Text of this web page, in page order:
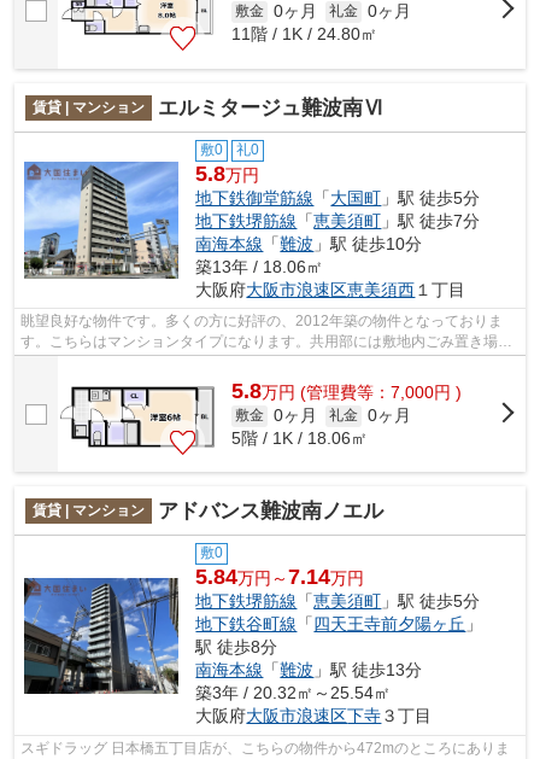
敷金 0ヶ月 礼金 0ヶ月
11階 / 1K / 24.80㎡
賃貸 | マンション エルミタージュ難波南Ⅵ
敷0 礼0
5.8万円
地下鉄御堂筋線 「大国町 」駅 徒歩5分
地下鉄堺筋線 「恵美須町 」駅 徒歩7分
南海本線 「難波 」駅 徒歩10分
築13年 / 18.06㎡
大阪府大阪市浪速区恵美須西 １丁目
眺望良好な物件です。多くの方に好評の、2012年築の物件となっておりま
す。こちらはマンションタイプになります。共用部には敷地内ごみ置き場・
5.8万円 (管理費等：7,000円 )
敷金 0ヶ月 礼金 0ヶ月
5階 / 1K / 18.06㎡
賃貸 | マンション アドバンス難波南ノエル
敷0
5.84万円～7.14万円
地下鉄堺筋線 「恵美須町 」駅 徒歩5分
地下鉄谷町線 「四天王寺前夕陽ヶ丘 」
駅 徒歩8分
南海本線 「難波 」駅 徒歩13分
築3年 / 20.32㎡～25.54㎡
大阪府大阪市浪速区下寺３丁目
スギドラッグ 日本橋五丁目店が、こちらの物件から472mのところにありま